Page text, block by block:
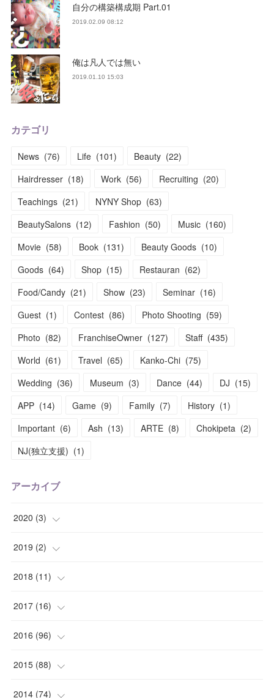
自分の構築構成期 Part.01
2019.02.09 08:12
俺は凡人では無い
2019.01.10 15:03
カテゴリ
News (76) Life (101) Beauty (22)
Hairdresser (18) Work (56) Recruiting (20)
Teachings (21) NYNY Shop (63)
BeautySalons (12) Fashion (50) Music (160)
Movie (58) Book (131) Beauty Goods (10)
Goods (64) Shop (15) Restauran (62)
Food/Candy (21) Show (23) Seminar (16)
Guest (1) Contest (86) Photo Shooting (59)
Photo (82) FranchiseOwner (127) Staff (435)
World (61) Travel (65) Kanko-Chi (75)
Wedding (36) Museum (3) Dance (44) DJ (15)
APP (14) Game (9) Family (7) History (1)
Important (6) Ash (13) ARTE (8) Chokipeta (2)
NJ(独立支援) (1)
アーカイブ
2020 (3)
(1
( 1)
(1)
2019 (2)
( 1)
(1)
2018 (11)
(2)
(1)
(1)
(1)
2017 (16)
(1)
(2)
(1)
2016 (96)
(2)
(5)
2015 (88)
(4)
2014 (74)